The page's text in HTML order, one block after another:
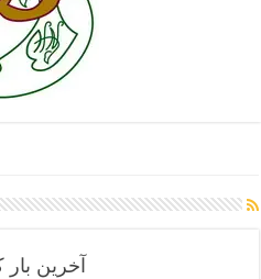
آخرین بار